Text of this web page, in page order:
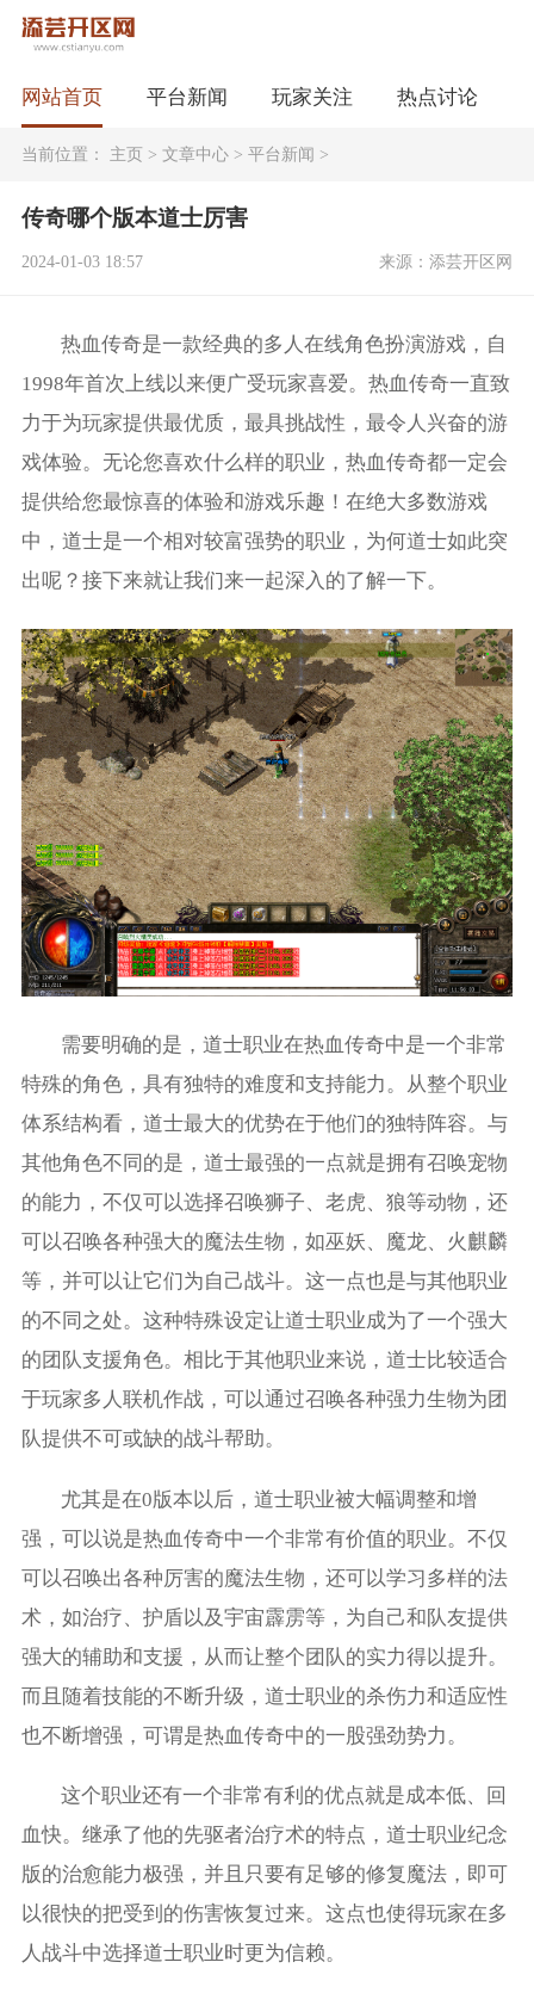
网站首页 平台新闻 玩家关注 热点讨论
当前位置： 主页> 文章中心> 平台新闻 >
传奇哪个版本道士厉害
2024-01-03 18:57 来源：添芸开区网
热血传奇是一款经典的多人在线角色扮演游戏，自
1998年首次上线以来便广受玩家喜爱。热血传奇一直致
力于为玩家提供最优质，最具挑战性，最令人兴奋的游
戏体验。无论您喜欢什么样的职业，热血传奇都一定会
提供给您最惊喜的体验和游戏乐趣！在绝大多数游戏
中，道士是一个相对较富强势的职业，为何道士如此突
出呢？接下来就让我们来一起深入的了解一下。
需要明确的是，道士职业在热血传奇中是一个非常
特殊的角色，具有独特的难度和支持能力。从整个职业
体系结构看，道士最大的优势在于他们的独特阵容。与
其他角色不同的是，道士最强的一点就是拥有召唤宠物
的能力，不仅可以选择召唤狮子、老虎、狼等动物，还
可以召唤各种强大的魔法生物，如巫妖、魔龙、火麒麟
等，并可以让它们为自己战斗。这一点也是与其他职业
的不同之处。这种特殊设定让道士职业成为了一个强大
的团队支援角色。相比于其他职业来说，道士比较适合
于玩家多人联机作战，可以通过召唤各种强力生物为团
队提供不可或缺的战斗帮助。
尤其是在0版本以后，道士职业被大幅调整和增
强，可以说是热血传奇中一个非常有价值的职业。不仅
可以召唤出各种厉害的魔法生物，还可以学习多样的法
术，如治疗、护盾以及宇宙霹雳等，为自己和队友提供
强大的辅助和支援，从而让整个团队的实力得以提升。
而且随着技能的不断升级，道士职业的杀伤力和适应性
也不断增强，可谓是热血传奇中的一股强劲势力。
这个职业还有一个非常有利的优点就是成本低、回
血快。继承了他的先驱者治疗术的特点，道士职业纪念
版的治愈能力极强，并且只要有足够的修复魔法，即可
以很快的把受到的伤害恢复过来。这点也使得玩家在多
人战斗中选择道士职业时更为信赖。